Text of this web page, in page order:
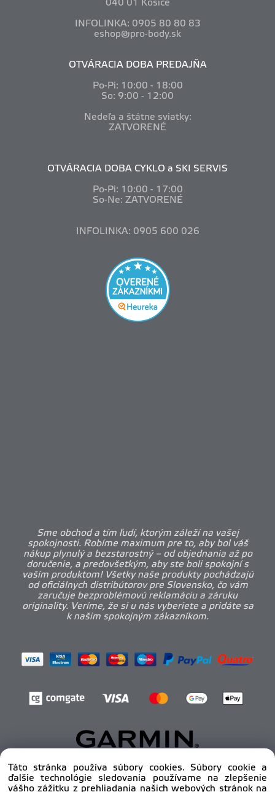
040 01 Košice
INFOLINKA: 0905 80 80 83
eshop@pro-body.sk
OTVÁRACIA DOBA PREDAJŇA
Po-Pi: 10:00 - 18:00
So: 9:00 - 12:00
Nedeľa a štátne sviatky:
ZATVORENÉ
OTVÁRACIA DOBA CYKLO a SKI SERVIS
Po-Pi: 10:00 - 17:00
So-Ne: ZATVORENÉ
INFOLINKA: 0905 600 026
Sme obchod a tím ľudí, ktorým záleží na vašej
spokojnosti. Robíme maximum pre to, aby bol váš
nákup plynulý a bezstarostný – od objednania až po
doručenie, a predovšetkým, aby ste boli spokojní s
vaším produktom! Všetky naše produkty pochádzajú
od oficiálnych distribútorov pre Slovensko, čo vám
zaručuje bezproblémovú reklamáciu a záruku
originality. Veríme, že si u nás vyberiete a pridáte sa
k našim spokojným zákazníkom.
Copyright © 2012 - 2025pro-body.sk, All rights
Táto stránka používa súbory cookies. Súbory cookie a
ďalšie technológie sledovania používame na zlepšenie
vášho zážitku z prehliadania našich webových stránok na